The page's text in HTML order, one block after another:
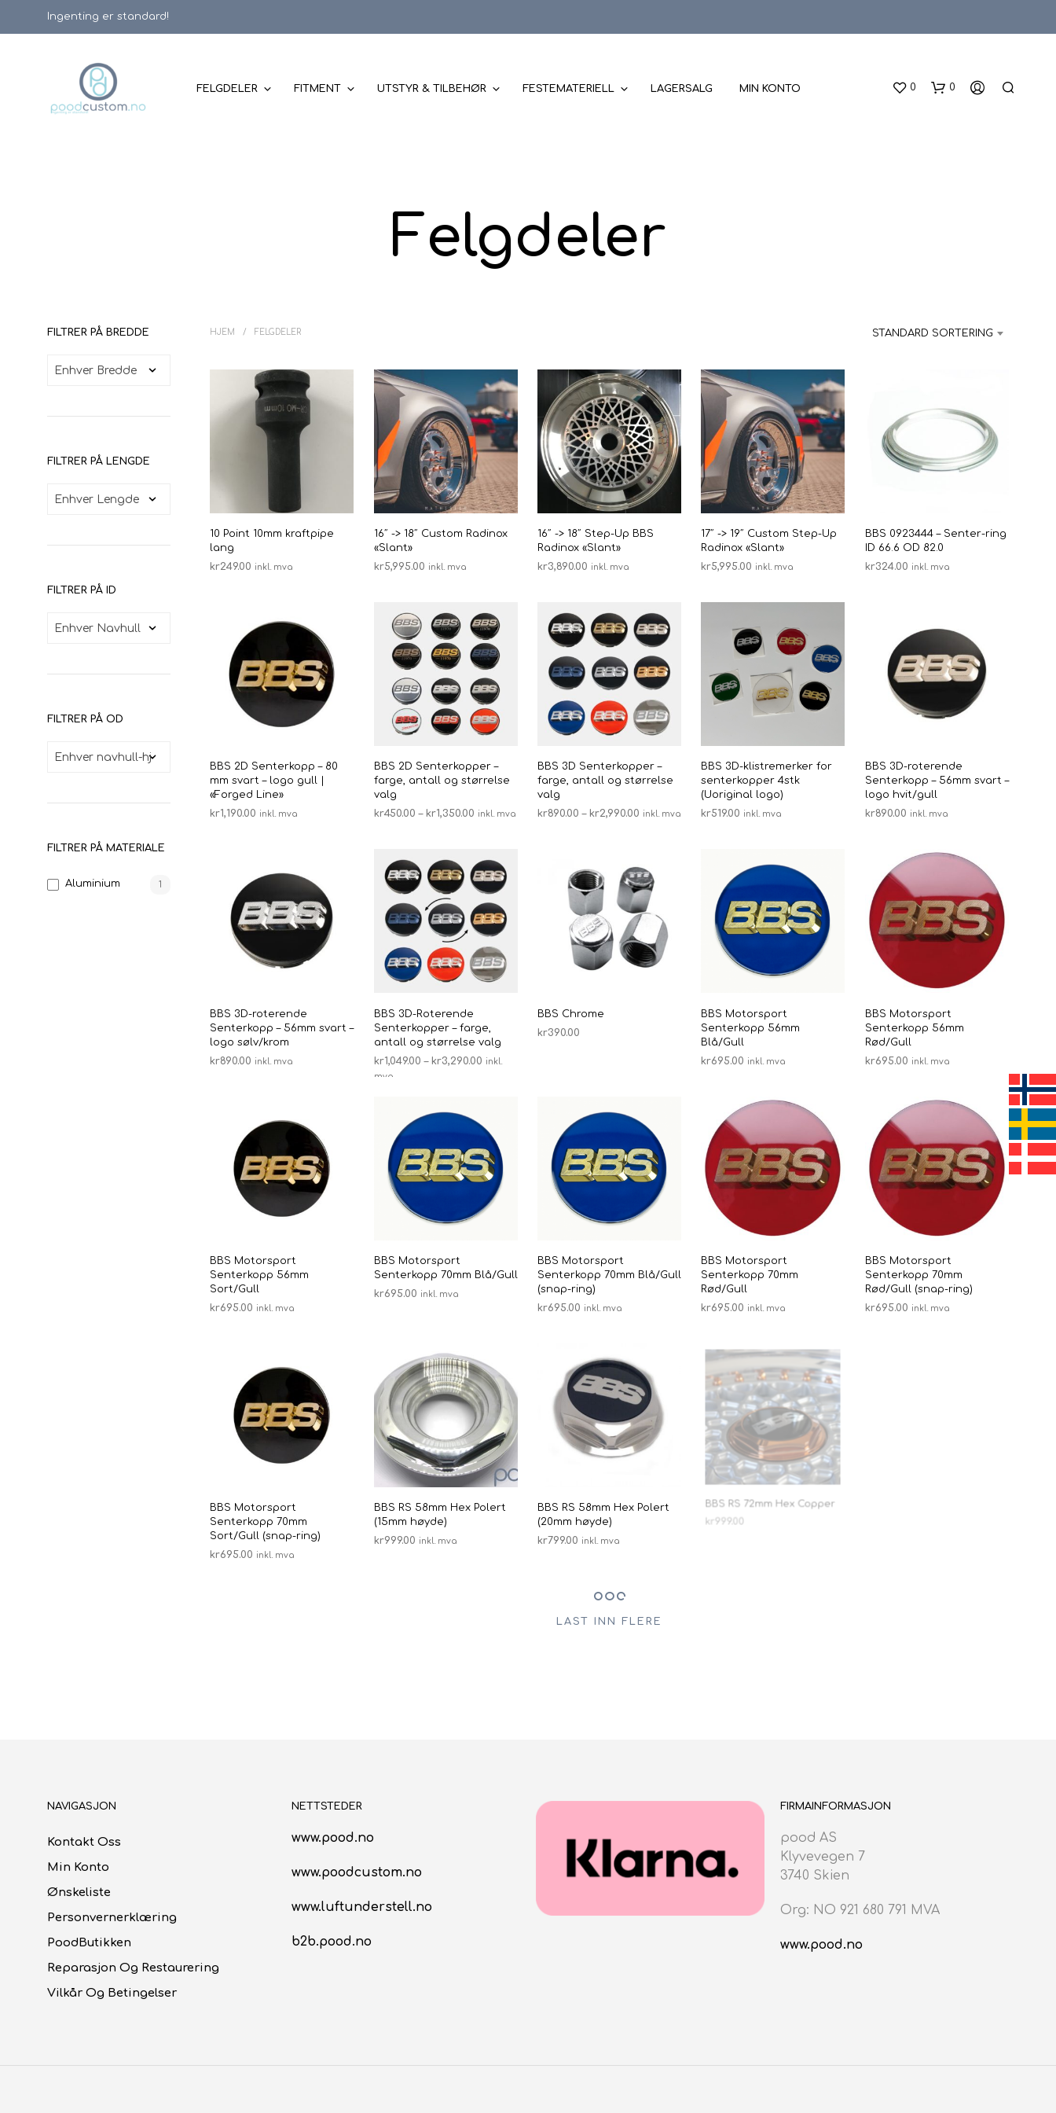
Ingenting er standard!
FELGDELER FITMENT UTSTYR & TILBEHØR FESTEMATERIELL LAGERSALG MIN KONTO 0 0
R
P
O
D
E
E
K
U
R
V
Felgdeler
FILTRER PÅ BREDDE
FILTRER PÅ LENGDE
FILTRER PÅ ID
FILTRER PÅ OD
FILTRER PÅ MATERIALE
Aluminium 1
HJEM / FELGDELER STANDARD SORTERING
10 Point 10mm kraftpipe
lang
kr249.00 inkl. mva
16″ -> 18″ Custom Radinox
«Slant»
kr5,995.00 inkl. mva
produktet
har
flere
varianter.
Alternativene
kan
velges
produktsiden
16″ -> 18″ Step-Up BBS
Radinox «Slant»
kr3,890.00 inkl. mva
produktet
har
flere
varianter.
Alternativene
kan
velges
produktsiden
17″ -> 19″ Custom Step-Up
Radinox «Slant»
kr5,995.00 inkl. mva
har
flere
varianter.
Alternativene
kan
produktsiden
BBS 0923444 – Senter-ring
ID 66.6 OD 82.0
kr324.00 inkl. mva
BBS 2D Senterkopp – 80
mm svart – logo gull |
«Forged Line»
kr1,190.00 inkl. mva
BBS 2D Senterkopper –
farge, antall og størrelse
valg
kr450.00 – kr1,350.00Prisområde:
kr1,350.00
inkl. mva
produktet
har
flere
varianter.
Alternativene
kan
velges
produktsiden
BBS 3D Senterkopper –
farge, antall og størrelse
valg
kr890.00 – kr2,990.00 Prisområde:
inkl. mva
har
flere
varianter.
Alternativene
kan
velges
produktsiden
BBS 3D-klistremerker for
senterkopper 4stk
(Uoriginal logo)
kr519.00 inkl. mva
har
flere
varianter.
Alternativene
kan
velges
produktsiden
BBS 3D-roterende
Senterkopp – 56mm svart –
logo hvit/gull
kr890.00 inkl. mva
BBS 3D-roterende
Senterkopp – 56mm svart –
logo sølv/krom
kr890.00 inkl. mva
BBS 3D-Roterende
Senterkopper – farge,
antall og størrelse valg
kr1,049.00 – kr3,290.00Prisområde:
inkl.
mva
har
flere
varianter.
Alternativene
kan
velges
produktsiden
BBS Chrome
kr390.00
BBS Motorsport
Senterkopp 56mm
Blå/Gull
kr695.00 inkl. mva
BBS Motorsport
Senterkopp 56mm
Rød/Gull
kr695.00 inkl. mva
BBS Motorsport
Senterkopp 56mm
Sort/Gull
kr695.00 inkl. mva
BBS Motorsport
Senterkopp 70mm Blå/Gull
kr695.00 inkl. mva
BBS Motorsport
Senterkopp 70mm Blå/Gull
(snap-ring)
kr695.00 inkl. mva
BBS Motorsport
Senterkopp 70mm
Rød/Gull
kr695.00 inkl. mva
BBS Motorsport
Senterkopp 70mm
Rød/Gull (snap-ring)
kr695.00 inkl. mva
BBS Motorsport
Senterkopp 70mm
Sort/Gull (snap-ring)
kr695.00 inkl. mva
BBS RS 58mm Hex Polert
(15mm høyde)
kr999.00 inkl. mva
BBS RS 58mm Hex Polert
(20mm høyde)
kr799.00 inkl. mva
BBS RS 72mm Hex Copper
kr999.00
LAST INN FLERE
NAVIGASJON
Kontakt Oss
Min Konto
Ønskeliste
Personvernerklæring
PoodButikken
Reparasjon Og Restaurering
Vilkår Og Betingelser
NETTSTEDER
www.pood.no
www.poodcustom.no
www.luftunderstell.no
b2b.pood.no
FIRMAINFORMASJON
pood AS
Klyvevegen 7
3740 Skien
Org: NO 921 680 791 MVA
www.pood.no